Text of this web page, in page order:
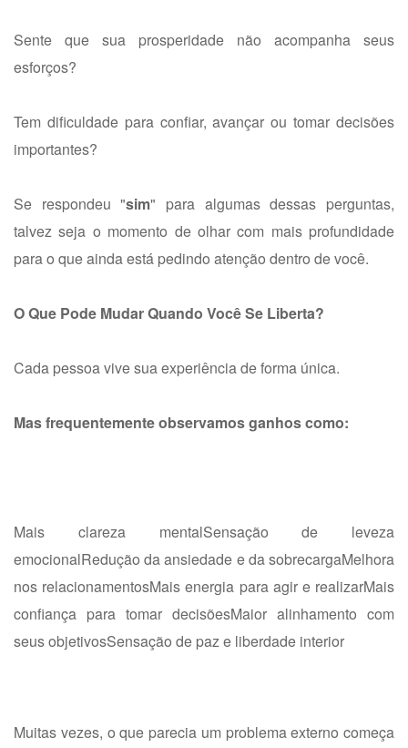
Sente que sua prosperidade não acompanha seus
esforços?
Tem dificuldade para confiar, avançar ou tomar decisões
importantes?
Se respondeu "sim" para algumas dessas perguntas,
talvez seja o momento de olhar com mais profundidade
para o que ainda está pedindo atenção dentro de você.
O Que Pode Mudar Quando Você Se Liberta?
Cada pessoa vive sua experiência de forma única.
Mas frequentemente observamos ganhos como:
Mais clareza mentalSensação de leveza
emocionalRedução da ansiedade e da sobrecargaMelhora
nos relacionamentosMais energia para agir e realizarMais
confiança para tomar decisõesMaior alinhamento com
seus objetivosSensação de paz e liberdade interior
Muitas vezes, o que parecia um problema externo começa